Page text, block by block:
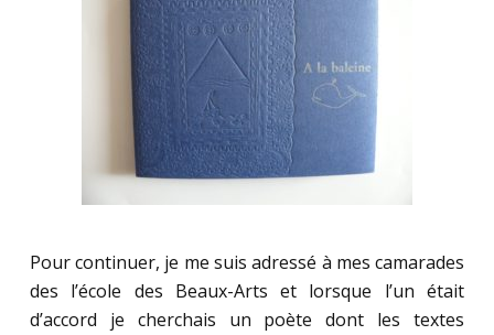
Pour continuer, je me suis adressé à mes camarades
des l’école des Beaux-Arts et lorsque l’un était
d’accord je cherchais un poète dont les textes